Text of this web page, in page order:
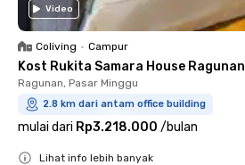
Video
Coliving • Campur
Kost Rukita Samara House Ragunan
Ragunan, Pasar Minggu
2.8 km dari antam office building
mulai dari Rp3.218.000 /bulan
Lihat info lebih banyak